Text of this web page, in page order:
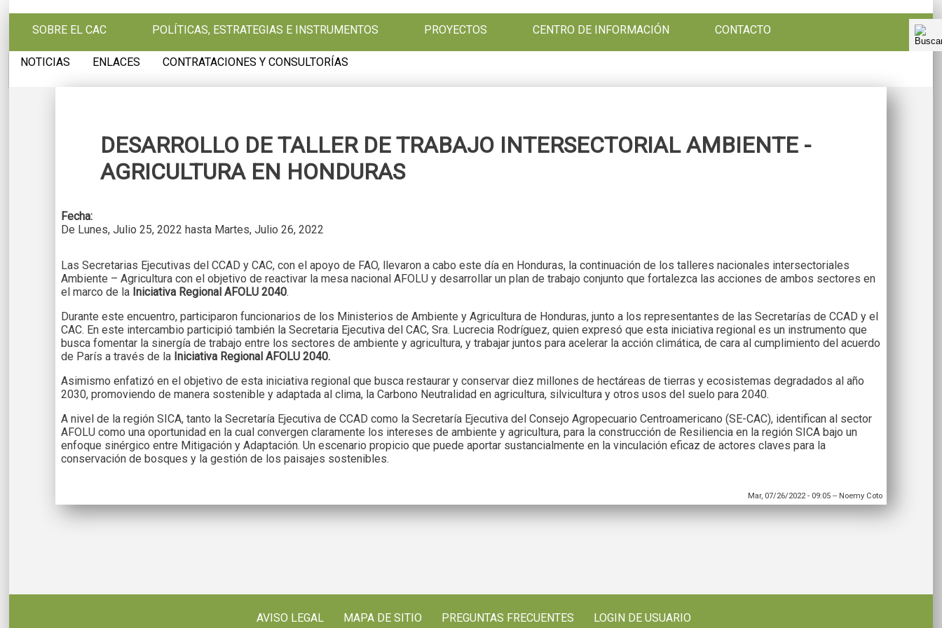
SOBRE EL CAC
POLÍTICAS, ESTRATEGIAS E INSTRUMENTOS PROYECTOS CENTRO DE INFORMACIÓN CONTACTO
NOTICIAS ENLACES CONTRATACIONES Y CONSULTORÍAS
DESARROLLO DE TALLER DE TRABAJO INTERSECTORIAL AMBIENTE -
AGRICULTURA EN HONDURAS
Fecha:
De Lunes, Julio 25, 2022 hasta Martes, Julio 26, 2022
Las Secretarias Ejecutivas del CCAD y CAC, con el apoyo de FAO, llevaron a cabo este día en Honduras, la continuación de los talleres nacionales intersectoriales
Ambiente – Agricultura con el objetivo de reactivar la mesa nacional AFOLU y desarrollar un plan de trabajo conjunto que fortalezca las acciones de ambos sectores en
el marco de la Iniciativa Regional AFOLU 2040.
Durante este encuentro, participaron funcionarios de los Ministerios de Ambiente y Agricultura de Honduras, junto a los representantes de las Secretarías de CCAD y el
CAC. En este intercambio participió también la Secretaria Ejecutiva del CAC, Sra. Lucrecia Rodríguez, quien expresó que esta iniciativa regional es un instrumento que
busca fomentar la sinergía de trabajo entre los sectores de ambiente y agricultura, y trabajar juntos para acelerar la acción climática, de cara al cumplimiento del acuerdo
de París a través de la Iniciativa Regional AFOLU 2040.
Asimismo enfatizó en el objetivo de esta iniciativa regional que busca restaurar y conservar diez millones de hectáreas de tierras y ecosistemas degradados al año
2030, promoviendo de manera sostenible y adaptada al clima, la Carbono Neutralidad en agricultura, silvicultura y otros usos del suelo para 2040.
A nivel de la región SICA, tanto la Secretaría Ejecutiva de CCAD como la Secretaría Ejecutiva del Consejo Agropecuario Centroamericano (SE-CAC), identifican al sector
AFOLU como una oportunidad en la cual convergen claramente los intereses de ambiente y agricultura, para la construcción de Resiliencia en la región SICA bajo un
enfoque sinérgico entre Mitigación y Adaptación. Un escenario propicio que puede aportar sustancialmente en la vinculación eficaz de actores claves para la
conservación de bosques y la gestión de los paisajes sostenibles.
Mar, 07/26/2022 - 09:05 -- Noemy Coto
AVISO LEGAL MAPA DE SITIO PREGUNTAS FRECUENTES LOGIN DE USUARIO